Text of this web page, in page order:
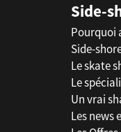
Side-
Pourquoi
Side-
Le skate
Le
Un vrai
Les news